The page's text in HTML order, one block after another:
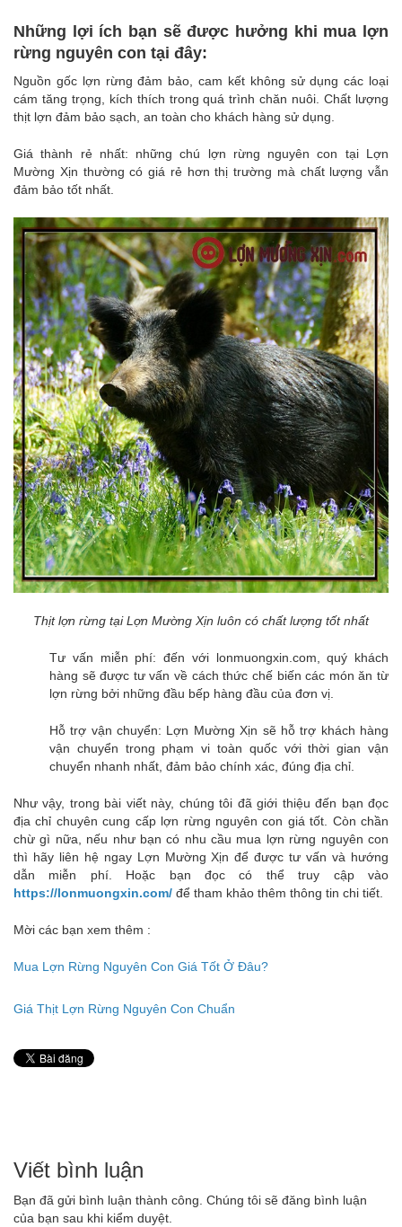
Những lợi ích bạn sẽ được hưởng khi mua lợn
rừng nguyên con tại đây:
Nguồn gốc lợn rừng đảm bảo, cam kết không sử dụng các loại
cám tăng trọng, kích thích trong quá trình chăn nuôi. Chất lượng
thịt lợn đảm bảo sạch, an toàn cho khách hàng sử dụng.
Giá thành rẻ nhất: những chú lợn rừng nguyên con tại Lợn
Mường Xịn thường có giá rẻ hơn thị trường mà chất lượng vẫn
đảm bảo tốt nhất.
Thịt lợn rừng tại Lợn Mường Xịn luôn có chất lượng tốt nhất
Tư vấn miễn phí: đến với lonmuongxin.com, quý khách
hàng sẽ được tư vấn về cách thức chế biến các món ăn từ
lợn rừng bởi những đầu bếp hàng đầu của đơn vị.
Hỗ trợ vận chuyển: Lợn Mường Xịn sẽ hỗ trợ khách hàng
vận chuyển trong phạm vi toàn quốc với thời gian vận
chuyển nhanh nhất, đảm bảo chính xác, đúng địa chỉ.
Như vậy, trong bài viết này, chúng tôi đã giới thiệu đến bạn đọc
địa chỉ chuyên cung cấp lợn rừng nguyên con giá tốt. Còn chần
chừ gì nữa, nếu như bạn có nhu cầu mua lợn rừng nguyên con
thì hãy liên hệ ngay Lợn Mường Xịn để được tư vấn và hướng
dẫn miễn phí. Hoặc bạn đọc có thể truy cập vào
https://lonmuongxin.com/ để tham khảo thêm thông tin chi tiết.
Mời các bạn xem thêm :
Mua Lợn Rừng Nguyên Con Giá Tốt Ở Đâu?
Giá Thịt Lợn Rừng Nguyên Con Chuẩn
Viết bình luận
Bạn đã gửi bình luận thành công. Chúng tôi sẽ đăng bình luận
của bạn sau khi kiểm duyệt.